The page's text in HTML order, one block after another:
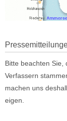
Bitte beachten Sie,
Verfassern
machen uns
eigen.